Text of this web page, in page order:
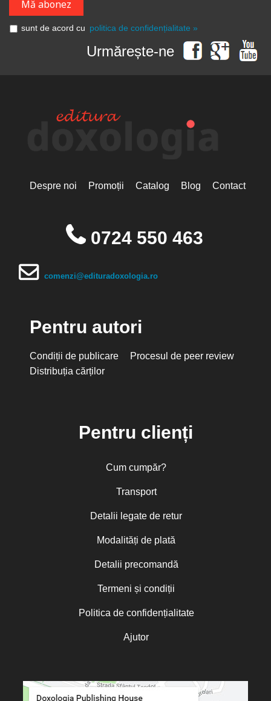
sunt de acord cu politica de confidențialitate »
Urmărește-ne
Despre noi Promoții Catalog Blog Contact
0724 550 463
comenzi@edituradoxologia.ro
Pentru autori
Condiții de publicare
Procesul de peer review
Distribuția cărților
Pentru clienți
Cum cumpăr?
Transport
Detalii legate de retur
Modalități de plată
Detalii precomandă
Termeni și condiții
Politica de confidențialitate
Ajutor